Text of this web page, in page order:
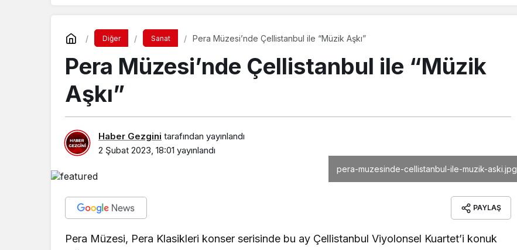
Diğer Sanat Pera Müzesi’nde Çellistanbul ile “Müzik Aşkı”
Pera Müzesi’nde Çellistanbul ile “Müzik
Aşkı”
Haber Gezgini tarafından yayınlandı
2 Şubat 2023, 18:01 yayınlandı
pera-muzesinde-cellistanbul-ile-muzik-aski.jpg
PAYLAŞ
Pera Müzesi, Pera Klasikleri konser serisinde bu ay Çellistanbul Viyolonsel Kuartet’i konuk